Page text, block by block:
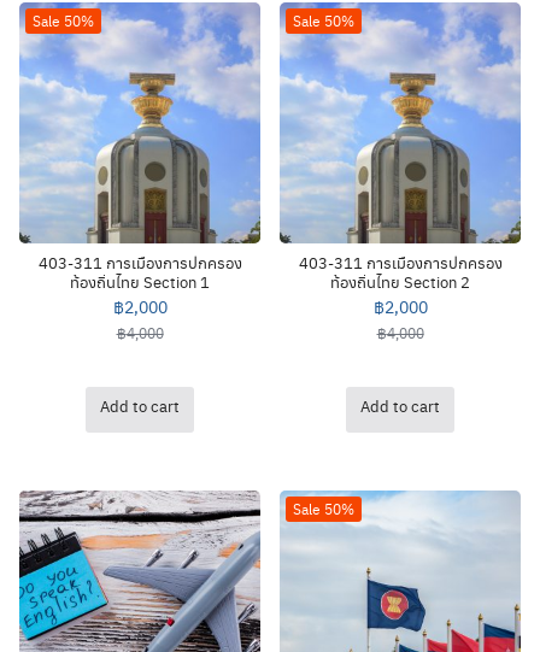
Sale 50%
403-311 การเมืองการปกครอง
ท้องถิ่นไทย Section 1
฿4,000
฿2,000
Add to cart
Sale 50%
403-311 การเมืองการปกครอง
ท้องถิ่นไทย Section 2
฿4,000
฿2,000
Add to cart
Sale 50%